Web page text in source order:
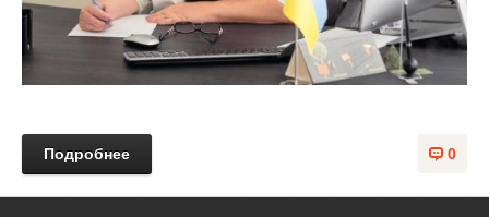
0
Подробнее